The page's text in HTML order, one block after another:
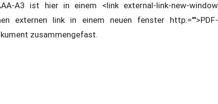
A3 ist hier in einem <link external-link-new-window
externen link in einem neuen fenster http:="">PDF-
zusammengefast.